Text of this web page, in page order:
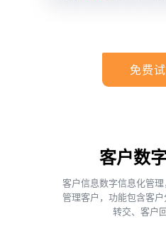
免费
客户数
客户信息数字信息化管理
管理客户，功能包含客
转交、客户